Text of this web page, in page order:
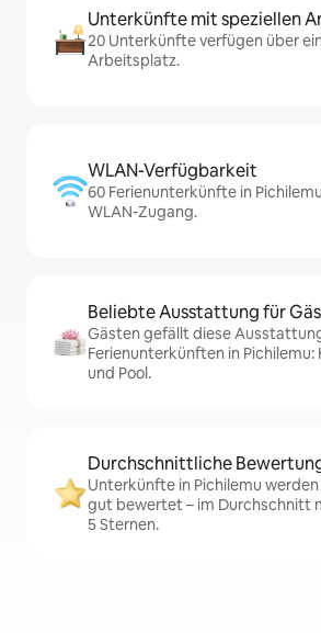
Unterkünfte mit speziellen
20 Unterkünfte verfügen über
Arbeitsplatz.
WLAN-Verfügbarkeit
60 Ferienunterkünfte in
WLAN-Zugang.
Beliebte Ausstattung für
Gästen gefällt diese
Ferienunterkünften in Pichilemu:
und Pool.
Durchschnittliche
Unterkünfte in Pichilemu
gut bewertet – im Durchschnitt
5 Sternen.